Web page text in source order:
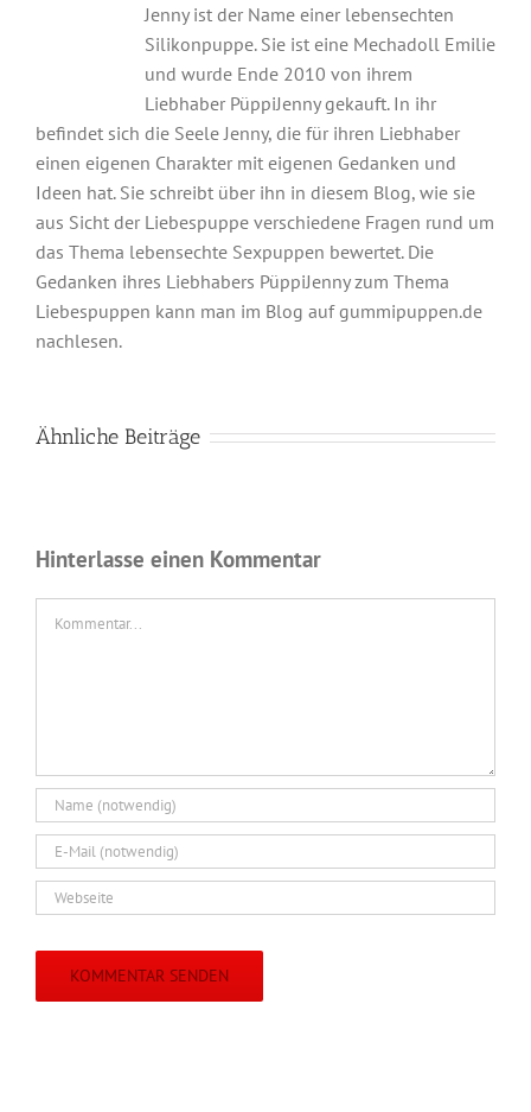
Jenny ist der Name einer lebensechten
Silikonpuppe. Sie ist eine Mechadoll Emilie und
wurde Ende 2010 von ihrem Liebhaber PüppiJenny
gekauft. In ihr befindet sich die Seele Jenny, die für ihren
Liebhaber einen eigenen Charakter mit eigenen
Gedanken und Ideen hat. Sie schreibt über ihn in diesem
Blog, wie sie aus Sicht der Liebespuppe verschiedene
Fragen rund um das Thema lebensechte Sexpuppen
bewertet. Die Gedanken ihres Liebhabers PüppiJenny
zum Thema Liebespuppen kann man im Blog auf
gummipuppen.de nachlesen.